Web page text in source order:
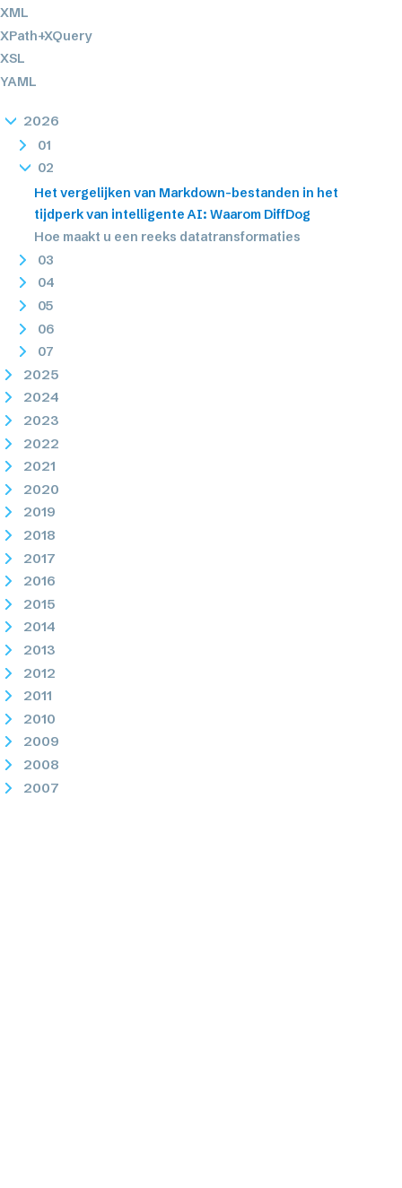
XML
XPath+XQuery
XSL
YAML
2026
01
02
Het vergelijken van Markdown-bestanden in het
tijdperk van intelligente AI: Waarom DiffDog
Hoe maakt u een reeks datatransformaties
03
04
05
06
07
2025
2024
2023
2022
2021
2020
2019
2018
2017
2016
2015
2014
2013
2012
2011
2010
2009
2008
2007